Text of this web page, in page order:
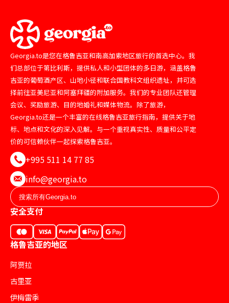
Georgia.to是您在格鲁吉亚和南高加索地区旅行的首选中心。我
们总部位于第比利斯，提供私人和小型团体的多日游，涵盖格鲁
吉亚的葡萄酒产区、山地小径和联合国教科文组织遗址，并可选
择前往亚美尼亚和阿塞拜疆的附加服务。我们的专业团队还管理
会议、奖励旅游、目的地婚礼和媒体物流。除了旅游，
Georgia.to还是一个丰富的在线格鲁吉亚旅行指南，提供关于地
标、地点和文化的深入见解。与一个重视真实性、质量和公平定
价的可信赖伙伴一起探索格鲁吉亚。
+995 511 14 77 85
info@georgia.to
安全支付
格鲁吉亚的地区
阿贾拉
古里亚
伊梅雷季